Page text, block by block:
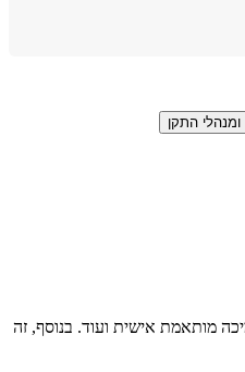
התקן
אישית ועוד. בנוסף, זה